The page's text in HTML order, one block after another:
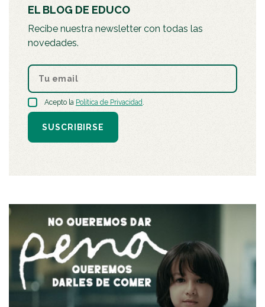
EL BLOG DE EDUCO
Recibe nuestra newsletter con todas las
novedades.
Acepto la Política de Privacidad.
SUSCRIBIRSE